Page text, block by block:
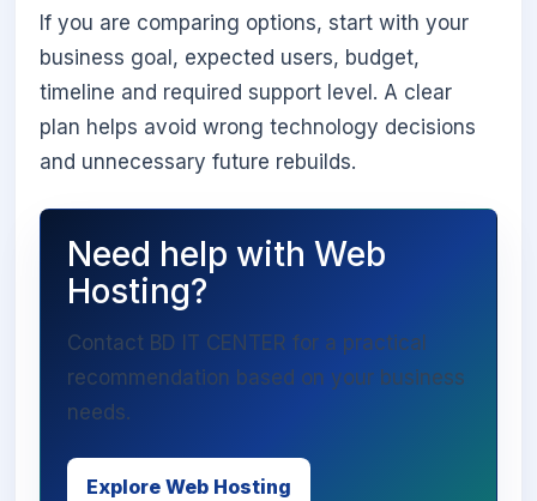
If you are comparing options, start with your
business goal, expected users, budget,
timeline and required support level. A clear
plan helps avoid wrong technology decisions
and unnecessary future rebuilds.
Need help with Web
Hosting?
Contact BD IT CENTER for a practical
recommendation based on your business
needs.
Explore Web Hosting